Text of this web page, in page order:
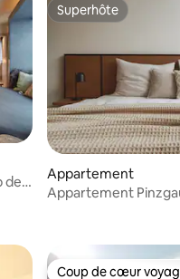
: 4,89 sur 5
de
Superhôte
Superhôte
Appartement
Appartement
Coup de cœur